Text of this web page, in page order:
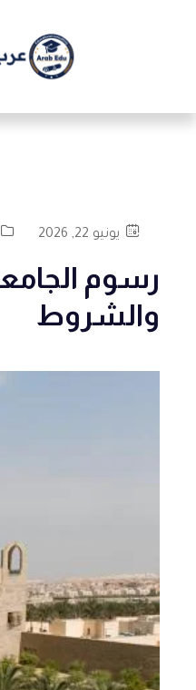
يونيو 22, 2026
والشروط